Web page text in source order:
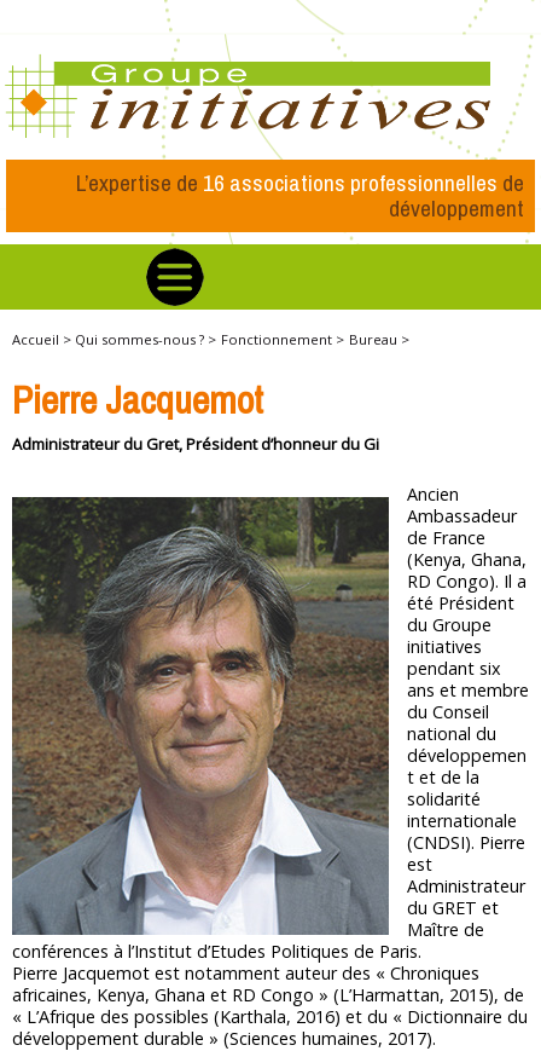
L’expertise de 16 associations professionnelles de
développement
Accueil > Qui sommes-nous ? > Fonctionnement > Bureau >
Pierre Jacquemot
Administrateur du Gret, Président d’honneur du Gi
Ancien
Ambassadeur
de France
(Kenya, Ghana,
RD Congo). Il a
été Président
du Groupe
initiatives
pendant six
ans et membre
du Conseil
national du
développemen
t et de la
solidarité
internationale
(CNDSI). Pierre
est
Administrateur
du GRET et
Maître de
conférences à l’Institut d’Etudes Politiques de Paris.
Pierre Jacquemot est notamment auteur des « Chroniques
africaines, Kenya, Ghana et RD Congo » (L’Harmattan, 2015), de
« L’Afrique des possibles (Karthala, 2016) et du « Dictionnaire du
développement durable » (Sciences humaines, 2017).